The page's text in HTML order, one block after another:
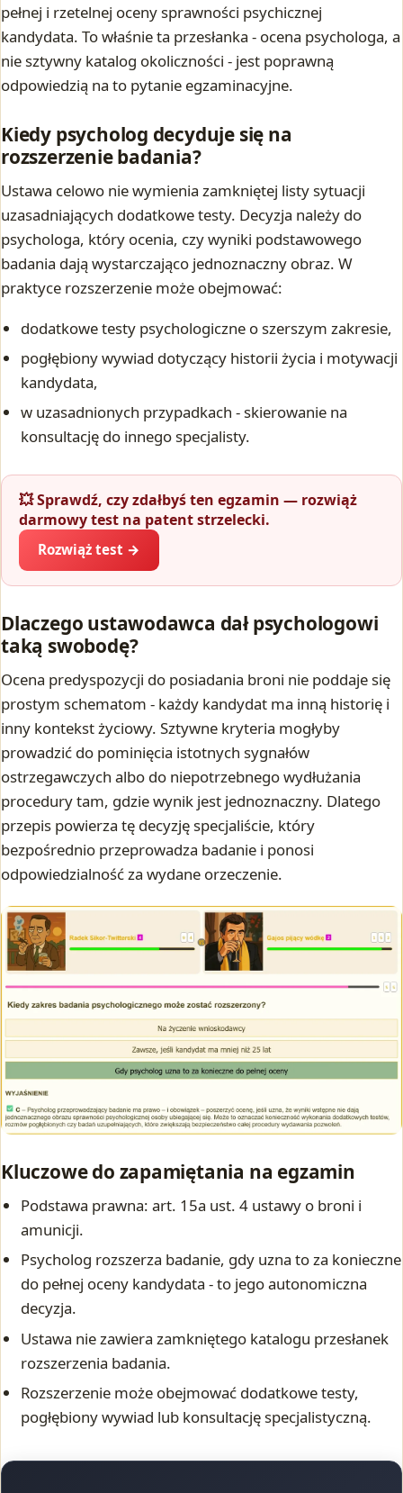
pełnej i rzetelnej oceny sprawności psychicznej
kandydata. To właśnie ta przesłanka - ocena psychologa, a
nie sztywny katalog okoliczności - jest poprawną
odpowiedzią na to pytanie egzaminacyjne.
Kiedy psycholog decyduje się na
rozszerzenie badania?
Ustawa celowo nie wymienia zamkniętej listy sytuacji
uzasadniających dodatkowe testy. Decyzja należy do
psychologa, który ocenia, czy wyniki podstawowego
badania dają wystarczająco jednoznaczny obraz. W
praktyce rozszerzenie może obejmować:
dodatkowe testy psychologiczne o szerszym zakresie,
pogłębiony wywiad dotyczący historii życia i motywacji
kandydata,
w uzasadnionych przypadkach - skierowanie na
konsultację do innego specjalisty.
💥 Sprawdź, czy zdałbyś ten egzamin — rozwiąż
darmowy test na patent strzelecki.
Rozwiąż test →
Dlaczego ustawodawca dał psychologowi
taką swobodę?
Ocena predyspozycji do posiadania broni nie poddaje się
prostym schematom - każdy kandydat ma inną historię i
inny kontekst życiowy. Sztywne kryteria mogłyby
prowadzić do pominięcia istotnych sygnałów
ostrzegawczych albo do niepotrzebnego wydłużania
procedury tam, gdzie wynik jest jednoznaczny. Dlatego
przepis powierza tę decyzję specjaliście, który
bezpośrednio przeprowadza badanie i ponosi
odpowiedzialność za wydane orzeczenie.
Kluczowe do zapamiętania na egzamin
Podstawa prawna: art. 15a ust. 4 ustawy o broni i
amunicji.
Psycholog rozszerza badanie, gdy uzna to za konieczne
do pełnej oceny kandydata - to jego autonomiczna
decyzja.
Ustawa nie zawiera zamkniętego katalogu przesłanek
rozszerzenia badania.
Rozszerzenie może obejmować dodatkowe testy,
pogłębiony wywiad lub konsultację specjalistyczną.